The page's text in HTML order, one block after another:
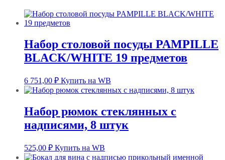
Набор столовой посуды PAMPILLE
BLACK/WHITE 19 предметов
6 751,00 ₽ Купить на WB
Набор рюмок стеклянных с
надписями, 8 штук
525,00 ₽ Купить на WB